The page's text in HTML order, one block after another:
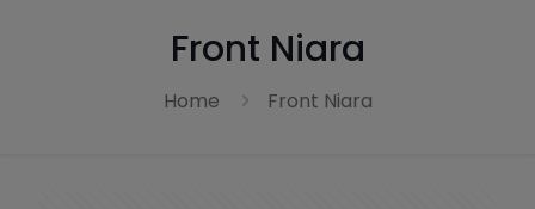
Front Niara
Home Front Niara